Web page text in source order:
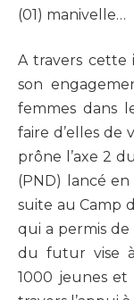
(01) manivelle…
A travers cette
son
femmes dans
faire d’elles de
prône l’axe 2
(PND) lancé
suite au Camp
qui a permis
du futur vise
1000 jeunes